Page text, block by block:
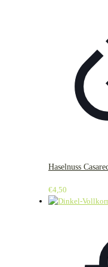
Haselnuss
€4,50